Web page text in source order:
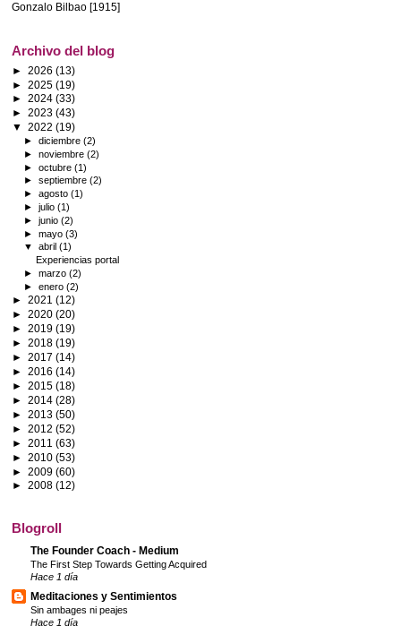
Gonzalo Bilbao [1915]
Archivo del blog
► 2026 (13)
► 2025 (19)
► 2024 (33)
► 2023 (43)
▼ 2022 (19)
►diciembre(2)
►noviembre(2)
►octubre(1)
►septiembre(2)
►agosto(1)
►julio(1)
►junio(2)
►mayo(3)
▼abril(1)
Experiencias portal
►marzo(2)
►enero(2)
► 2021 (12)
► 2020 (20)
► 2019 (19)
► 2018 (19)
► 2017 (14)
► 2016 (14)
► 2015 (18)
► 2014 (28)
► 2013 (50)
► 2012 (52)
► 2011 (63)
► 2010 (53)
► 2009 (60)
► 2008 (12)
Blogroll
The Founder Coach - Medium
The First Step Towards Getting Acquired
Hace 1 día
Meditaciones y Sentimientos
Sin ambages ni peajes
Hace 1 día